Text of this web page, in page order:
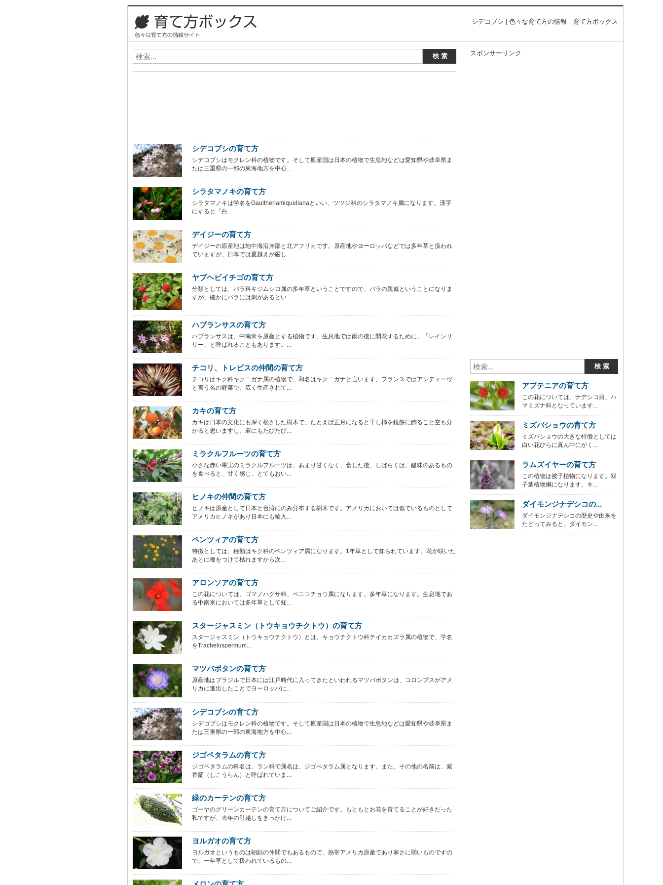
シデコブシ | 色々な育て方の情報 育て方ボックス
シデコブシの育て方
シデコブシはモクレン科の植物です。そして原産国は日本の植物で生息地などは愛知県や岐阜県ま
たは三重県の一部の東海地方を中心...
シラタマノキの育て方
シラタマノキは学名をGaultheriamiquelianaといい、ツツジ科のシラタマノキ属になります。漢字
にすると「白...
デイジーの育て方
デイジーの原産地は地中海沿岸部と北アフリカです。原産地やヨーロッパなどでは多年草と扱われ
ていますが、日本では夏越えが厳し...
ヤブヘビイチゴの育て方
分類としては、バラ科キジムシロ属の多年草ということですので、バラの親戚ということになりま
すが、確かにバラには刺があるとい...
ハブランサスの育て方
ハブランサスは、中南米を原産とする植物です。生息地では雨の後に開花するために、「レインリ
リー」と呼ばれることもあります。...
チコリ、トレビスの仲間の育て方
チコリはキク科キクニガナ属の植物で、和名はキクニガナと言います。フランスではアンディーヴ
と言う名の野菜で、広く生産されて...
カキの育て方
カキは日本の文化にも深く根ざした樹木で、たとえば正月になると干し柿を鏡餅に飾ること空も分
かると思いますし、若にもたびたび...
ミラクルフルーツの育て方
小さな赤い果実のミラクルフルーツは、あまり甘くなく、食した後、しばらくは、酸味のあるもの
を食べると、甘く感じ、とてもおい...
ヒノキの仲間の育て方
ヒノキは原産として日本と台湾にのみ分布する樹木です。アメリカにおいては似ているものとして
アメリカヒノキがあり日本にも輸入...
ペンツィアの育て方
特徴としては、種類はキク科のペンツィア属になります。1年草として知られています。花が咲いた
あとに種をつけて枯れますから次...
アロンソアの育て方
この花については、ゴマノハグサ科、ベニコチョウ属になります。多年草になります。生息地であ
る中南米においては多年草として知...
スタージャスミン（トウキョウチクトウ）の育て方
スタージャスミン（トウキョウチクトウ）とは、キョウチクトウ科テイカカズラ属の植物で、学名
をTrachelospermum...
マツバボタンの育て方
原産地はブラジルで日本には江戸時代に入ってきたといわれるマツバボタンは、コロンブスがアメ
リカに進出したことでヨーロッパに...
シデコブシの育て方
シデコブシはモクレン科の植物です。そして原産国は日本の植物で生息地などは愛知県や岐阜県ま
たは三重県の一部の東海地方を中心...
ジゴペタラムの育て方
ジゴペタラムの科名は、ラン科で属名は、ジゴペタラム属となります。また、その他の名前は、紫
香蘭（しこうらん）と呼ばれていま...
緑のカーテンの育て方
ゴーヤのグリーンカーテンの育て方についてご紹介です。もともとお花を育てることが好きだった
私ですが、去年の引越しをきっかけ...
ヨルガオの育て方
ヨルガオというものは朝顔の仲間でもあるもので、熱帯アメリカ原産であり寒さに弱いものですの
で、一年草として扱われているもの...
スポンサーリンク
アプテニアの育て方
この花については、ナデシコ目、ハ
マミズナ科となっています...
ミズバショウの育て方
ミズバショウの大きな特徴としては
白い花びらに真ん中にがく...
ラムズイヤーの育て方
この植物は被子植物になります。双
子葉植物綱になります。キ...
ダイモンジナデシコの...
ダイモンジナデシコの歴史や由来を
たどってみると、ダイモン...